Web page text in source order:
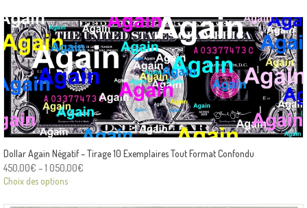
Dollar Again Négatif – Tirage 10 Exemplaires Tout Format Confondu
450,00€ –1 050,00€
Choix des options